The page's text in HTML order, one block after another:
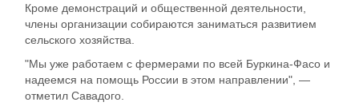
Кроме демонстраций и общественной деятельности,
члены организации собираются заниматься развитием
сельского хозяйства.
"Мы уже работаем с фермерами по всей Буркина-Фасо и
надеемся на помощь России в этом направлении", —
отметил Савадого.